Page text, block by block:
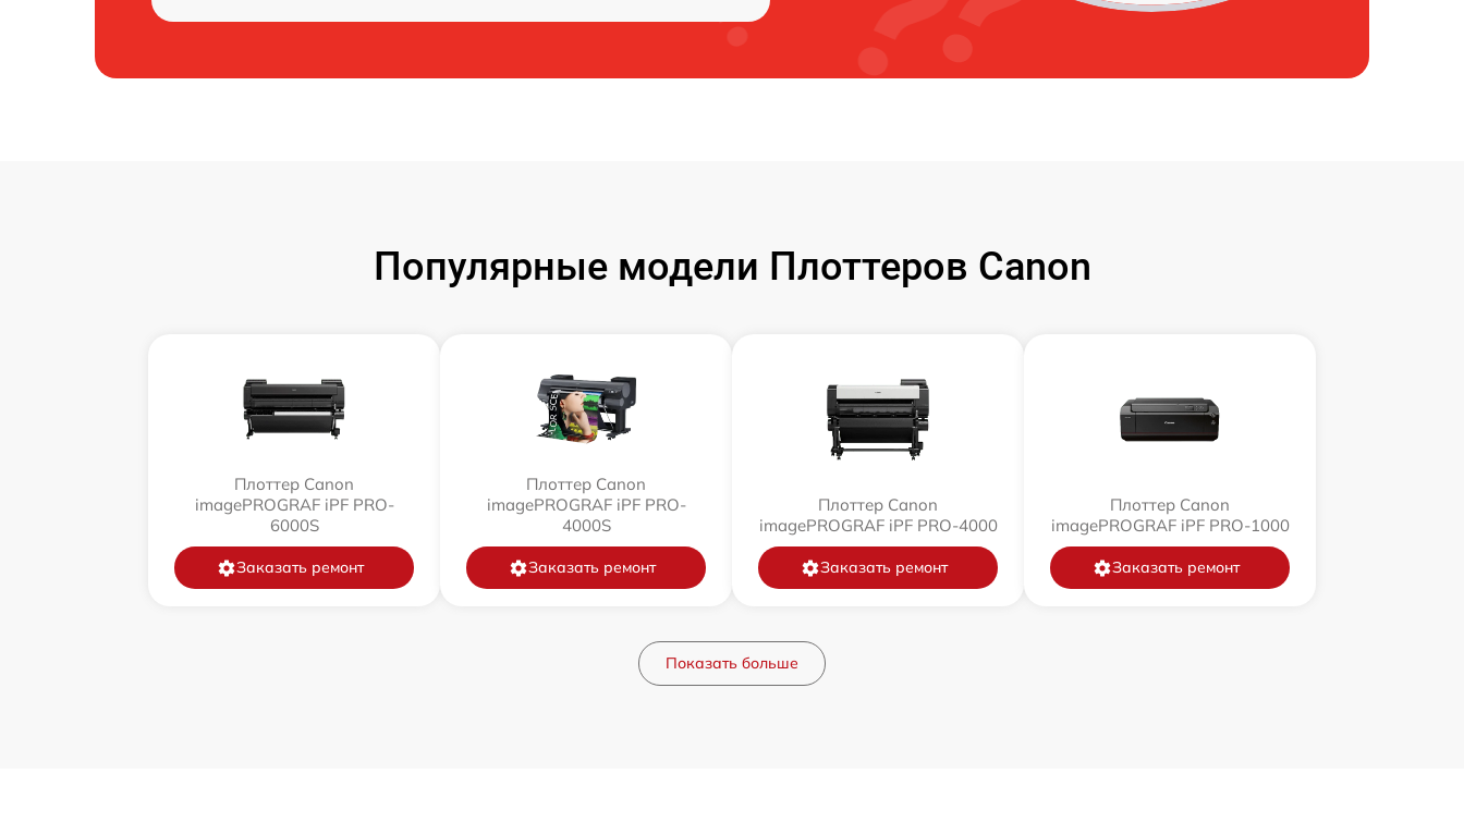
Популярные модели Плоттеров Canon
Плоттер Canon
imagePROGRAF iPF PRO-
6000S
Заказать ремонт
Плоттер Canon
imagePROGRAF iPF PRO-
4000S
Заказать ремонт
Плоттер Canon
imagePROGRAF iPF PRO-4000
Заказать ремонт
Плоттер Canon
imagePROGRAF iPF PRO-1000
Заказать ремонт
Показать больше